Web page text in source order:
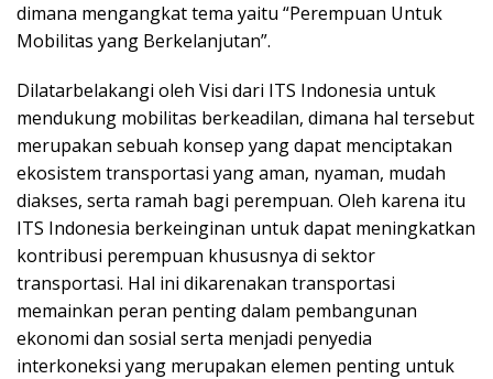
dimana mengangkat tema yaitu “Perempuan Untuk
Mobilitas yang Berkelanjutan”.
Dilatarbelakangi oleh Visi dari ITS Indonesia untuk
mendukung mobilitas berkeadilan, dimana hal tersebut
merupakan sebuah konsep yang dapat menciptakan
ekosistem transportasi yang aman, nyaman, mudah
diakses, serta ramah bagi perempuan. Oleh karena itu
ITS Indonesia berkeinginan untuk dapat meningkatkan
kontribusi perempuan khususnya di sektor
transportasi. Hal ini dikarenakan transportasi
memainkan peran penting dalam pembangunan
ekonomi dan sosial serta menjadi penyedia
interkoneksi yang merupakan elemen penting untuk